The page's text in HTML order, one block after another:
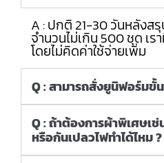
A : ปกติ 21-30 วันหลังส
จำนวนไม่เกิน 500 ชุด เร
โดยไม่คิดค่าใช้จ่ายเพิ่ม
Q : สามารถสั่งยูนิฟอร์มขั้
Q : ถ้าต้องการผ้าพิเศษเ
หรือกันเปลวไฟทำได้ไหม ?